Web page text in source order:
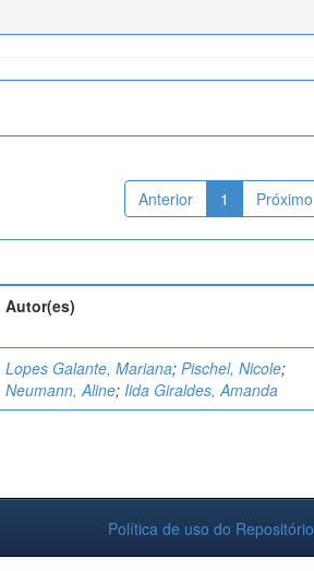
Anterior 1 Próximo
Autor(es)
Lopes Galante, Mariana;Pischel, Nicole;
Neumann, Aline;Iida Giraldes, Amanda
Política de uso do Repositório